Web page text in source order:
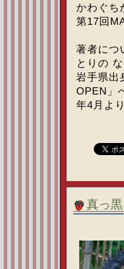
かわぐち
第17回
著者につ
とりの
岩手県出
OPEN」
年4月よ
真っ